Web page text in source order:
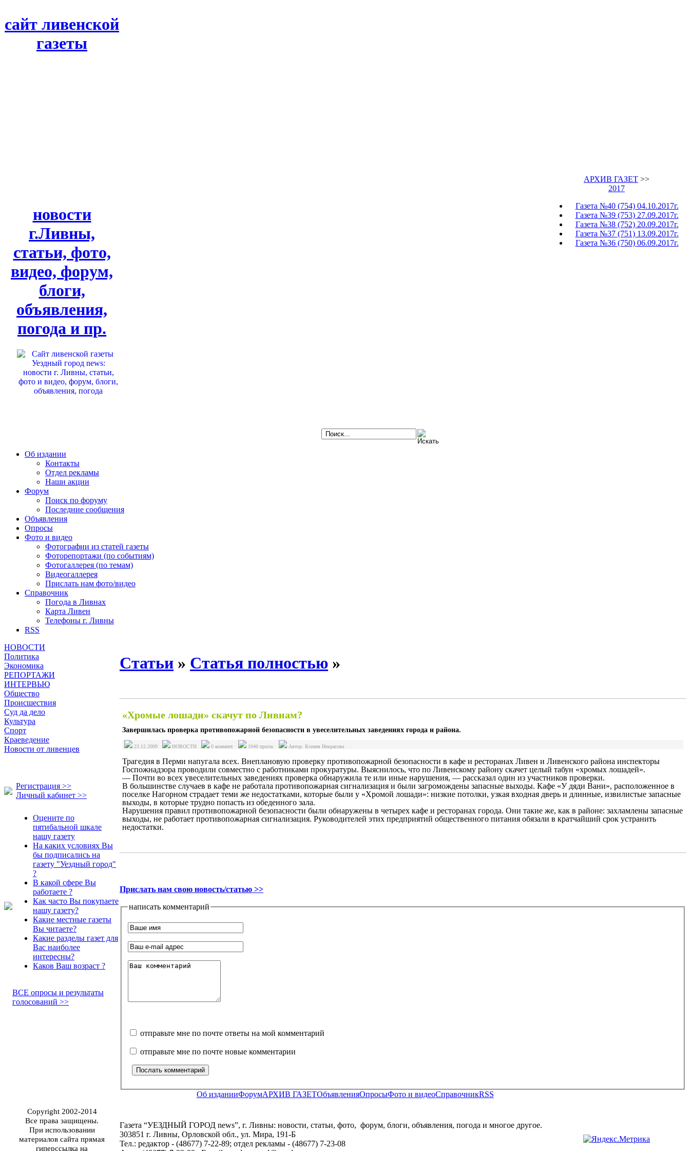
сайт ливенской
газеты
новости
г.Ливны,
статьи, фото,
видео, форум,
блоги,
объявления,
погода и пр.
АРХИВ ГАЗЕТ >>
2017
Газета №40 (754) 04.10.2017г.
Газета №39 (753) 27.09.2017г.
Газета №38 (752) 20.09.2017г.
Газета №37 (751) 13.09.2017г.
Газета №36 (750) 06.09.2017г.
Об издании
Контакты
Отдел рекламы
Наши акции
Форум
Поиск по форуму
Последние сообщения
Объявления
Опросы
Фото и видео
Фотографии из статей газеты
Фоторепортажи (по событиям)
Фотогаллерея (по темам)
Видеогаллерея
Прислать нам фото/видео
Справочник
Погода в Ливнах
Карта Ливен
Телефоны г. Ливны
RSS
НОВОСТИ
Политика
Экономика
РЕПОРТАЖИ
ИНТЕРВЬЮ
Общество
Происшествия
Суд да дело
Культура
Спорт
Краеведение
Новости от ливенцев
Регистрация >>
Личный кабинет >>
Оцените по
пятибальной шкале
нашу газету
На каких условиях Вы
бы подписались на
газету "Уездный город"
?
В какой сфере Вы
работаете ?
Как часто Вы покупаете
нашу газету?
Какие местные газеты
Вы читаете?
Какие разделы газет для
Вас наиболее
интересны?
Каков Ваш возраст ?
ВСЕ опросы и результаты
голосований >>
Статьи » Статья полностью »
«Хромые лошади» скачут по Ливнам?
Завершилась проверка противопожарной безопасности в увеселительных заведениях города и района.
23.12.2009 НОВОСТИ 0 коммент. 1040 просм. Автор: Ксения Некрасова
Трагедия в Перми напугала всех. Внеплановую проверку противопожарной безопасности в кафе и ресторанах Ливен и Ливенского района инспекторы
Госпожнадзора проводили совместно с работниками прокуратуры. Выяснилось, что по Ливенскому району скачет целый табун «хромых лошадей».
— Почти во всех увеселительных заведениях проверка обнаружила те или иные нарушения, — рассказал один из участников проверки.
В большинстве случаев в кафе не работала противопожарная сигнализация и были загромождены запасные выходы. Кафе «У дяди Вани», расположенное в
поселке Нагорном страдает теми же недостатками, которые были у «Хромой лошади»: низкие потолки, узкая входная дверь и длинные, извилистые запасные
выходы, в которые трудно попасть из обеденного зала.
Нарушения правил противопожарной безопасности были обнаружены в четырех кафе и ресторанах города. Они такие же, как в районе: захламлены запасные
выходы, не работает противопожарная сигнализация. Руководителей этих предприятий общественного питания обязали в кратчайший срок устранить
недостатки.
Прислать нам свою новость/статью >>
написать комментарий
отправьте мне по почте ответы на мой комментарий
отправьте мне по почте новые комментарии
Об изданииФорумАРХИВ ГАЗЕТОбъявленияОпросыФото и видеоСправочникRSS
Copyright 2002-2014
Все права защищены.
При использовании
материалов сайта прямая
гиперссылка на
Газета “УЕЗДНЫЙ ГОРОД news”, г. Ливны: новости, статьи, фото, форум, блоги, объявления, погода и многое другое.
303851 г. Ливны, Орловской обл., ул. Мира, 191-Б
Тел.: редактор - (48677) 7-22-89; отдел рекламы - (48677) 7-23-08